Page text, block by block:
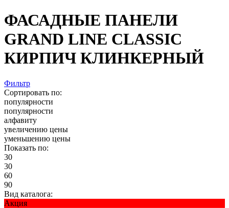
ФАСАДНЫЕ ПАНЕЛИ
GRAND LINE CLASSIC
КИРПИЧ КЛИНКЕРНЫЙ
Фильтр
Сортировать по:
популярности
популярности
алфавиту
увеличению цены
уменьшению цены
Показать по:
30
30
60
90
Вид каталога:
Акция